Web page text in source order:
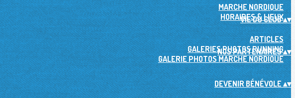
MARCHE NORDIQUE
HORAIRES & LIEUX
VIE DU CLUB▴▾
ARTICLES
GALERIES PHOTOS RUNNING
GALERIE PHOTOS MARCHE NORDIQUE
NOS PARTENAIRES▴▾
DEVENIR BÉNÉVOLE▴▾